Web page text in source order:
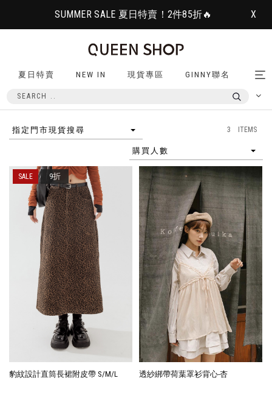
SUMMER SALE 夏日特賣！2件85折🔥 X
夏日特賣 NEW IN 現貨專區 GINNY聯名
指定門市現貨搜尋 3 ITEMS
購買人數
豹紋設計直筒長裙附皮帶 S/M/L
9折
透紗綁帶荷葉罩衫背心-杏